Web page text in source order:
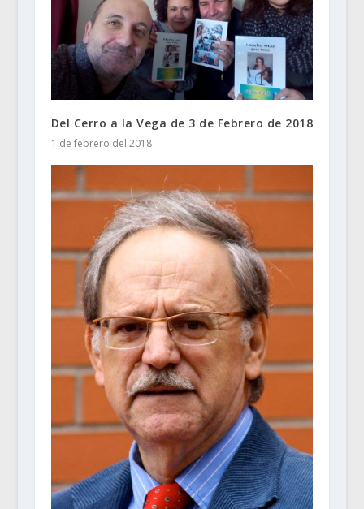
Del Cerro a la Vega de 3 de Febrero de 2018
1 de febrero del 2018